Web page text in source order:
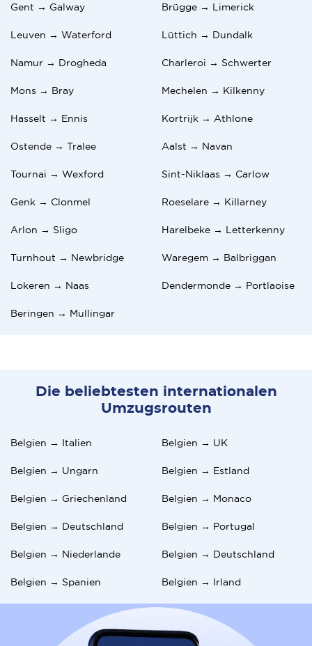
Gent → Galway Brügge → Limerick
Leuven → Waterford Lüttich → Dundalk
Namur → Drogheda Charleroi → Schwerter
Mons → Bray Mechelen → Kilkenny
Hasselt → Ennis Kortrijk → Athlone
Ostende → Tralee Aalst → Navan
Tournai → Wexford Sint-Niklaas → Carlow
Genk → Clonmel Roeselare → Killarney
Arlon → Sligo Harelbeke → Letterkenny
Turnhout → Newbridge Waregem → Balbriggan
Lokeren → Naas Dendermonde → Portlaoise
Beringen → Mullingar
Die beliebtesten internationalen
Umzugsrouten
Belgien → Italien Belgien → UK
Belgien → Ungarn Belgien → Estland
Belgien → Griechenland Belgien → Monaco
Belgien → Deutschland Belgien → Portugal
Belgien → Niederlande Belgien → Deutschland
Belgien → Spanien Belgien → Irland